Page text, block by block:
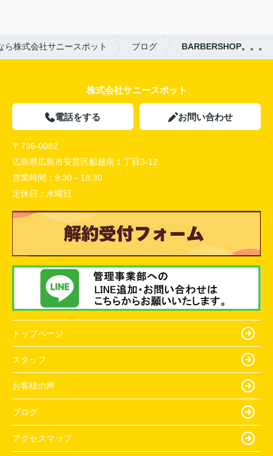
株式会社サニースポット ブログ BARBERSHOP。。。
株式会社サニースポット
電話をする お問い合わせ
〒736-0082
広島県広島市安芸区船越南１丁目3-12
営業時間： 9:30～18:30
定休日： 水曜日
トップページ
スタッフ
お客様の声
ブログ
アクセスマップ